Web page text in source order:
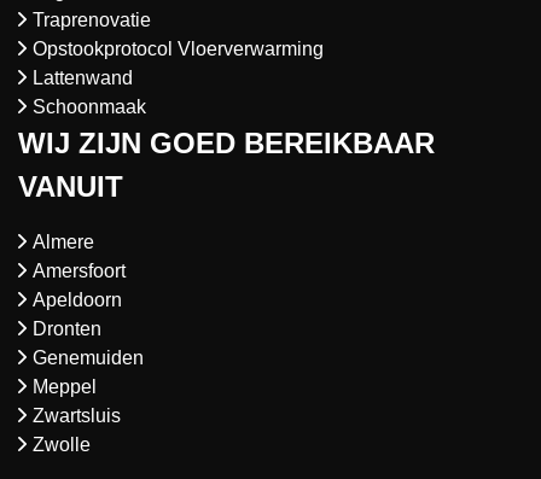
Traprenovatie
Opstookprotocol Vloerverwarming
Lattenwand
Schoonmaak
WIJ ZIJN GOED BEREIKBAAR
VANUIT
Almere
Amersfoort
Apeldoorn
Dronten
Genemuiden
Meppel
Zwartsluis
Zwolle